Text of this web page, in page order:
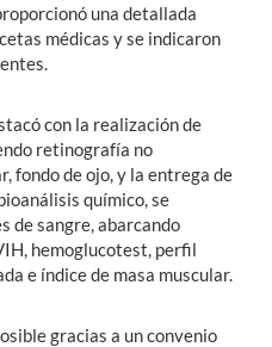
una detallada
médicas y se indicaron
con la realización de
retinografía no
fondo de ojo, y la entrega de
químico, se
de sangre, abarcando
hemoglucotest, perfil
e índice de masa muscular.
gracias a un convenio